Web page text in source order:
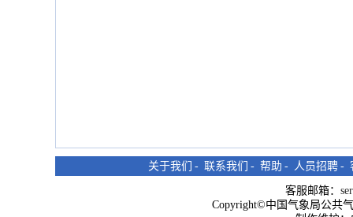
关于我们 - 联系我们 - 帮助 - 人员招聘 -
客服邮箱：
Copyright©中国气象局公共